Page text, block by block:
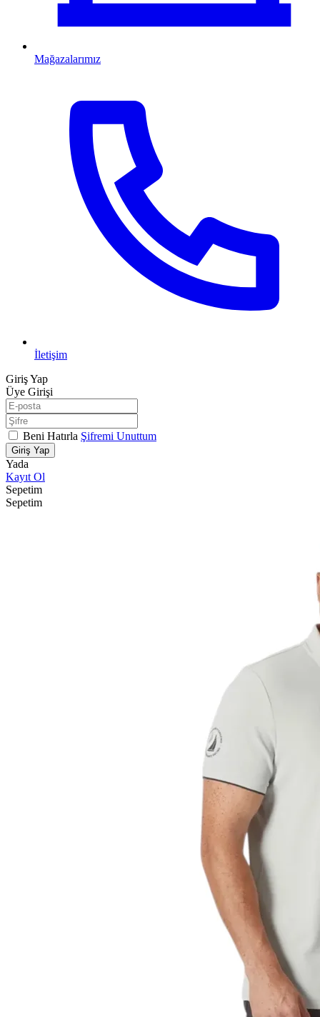
Mağazalarımız
İletişim
Giriş Yap
Üye Girişi
Beni Hatırla Şifremi Unuttum
Giriş Yap
Yada
Kayıt Ol
Sepetim
Sepetim